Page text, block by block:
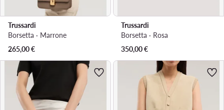
Trussardi
Borsetta · Marrone
265,00€
Trussardi
Borsetta · Rosa
350,00€